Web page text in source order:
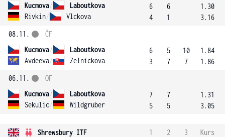
Kucmova/
Laboutkova
Rivkin/ Vlckova
6
4
6
1
1.30
3.16
08.11.
Kucmova/
Laboutkova
Avdeeva/ Zelnickova
ČF
6
3
5
7
10
7
1.84
1.86
06.11.
Kucmova/
Laboutkova
Sekulic/ Wildgruber
OF
7
5
7
5
1.31
3.05
Shrewsbury ITF 1 2 3
Kurs